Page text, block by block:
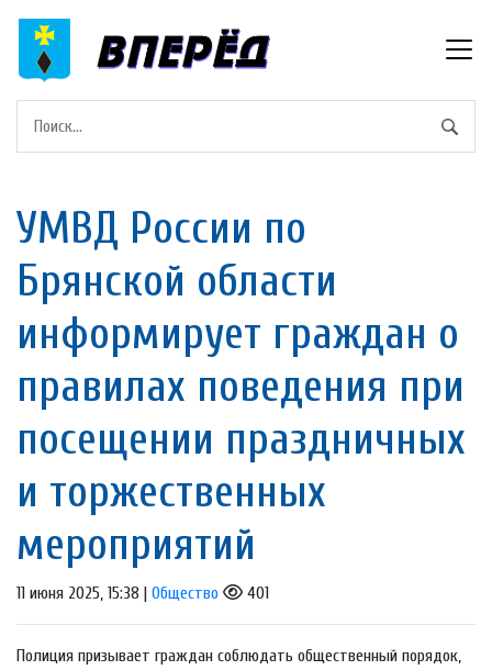
УМВД России по
Брянской области
информирует граждан о
правилах поведения при
посещении праздничных
и торжественных
мероприятий
11 июня 2025, 15:38 | Общество 401
Полиция призывает граждан соблюдать общественный порядок,